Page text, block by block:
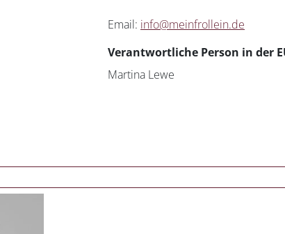
Email: info@meinfrollein.de
Verantwortliche Person in der
Martina Lewe